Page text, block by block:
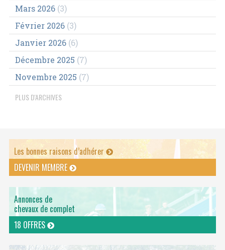
Mars 2026(3)
Février 2026(3)
Janvier 2026(6)
Décembre 2025 (7)
Novembre 2025 (7)
PLUS D'ARCHIVES
Les bonnes raisons d’adhérer
DEVENIR MEMBRE
Annonces de
chevaux de complet
18 OFFRES